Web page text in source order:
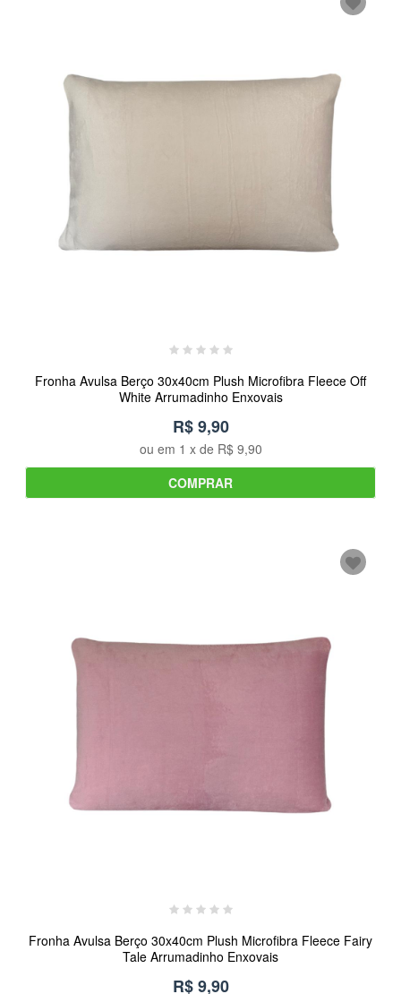
Fronha Avulsa Berço 30x40cm Plush Microfibra Fleece Off
White Arrumadinho Enxovais
R$ 9,90
ou em 1 x de R$ 9,90
COMPRAR
Fronha Avulsa Berço 30x40cm Plush Microfibra Fleece Fairy
Tale Arrumadinho Enxovais
R$ 9,90